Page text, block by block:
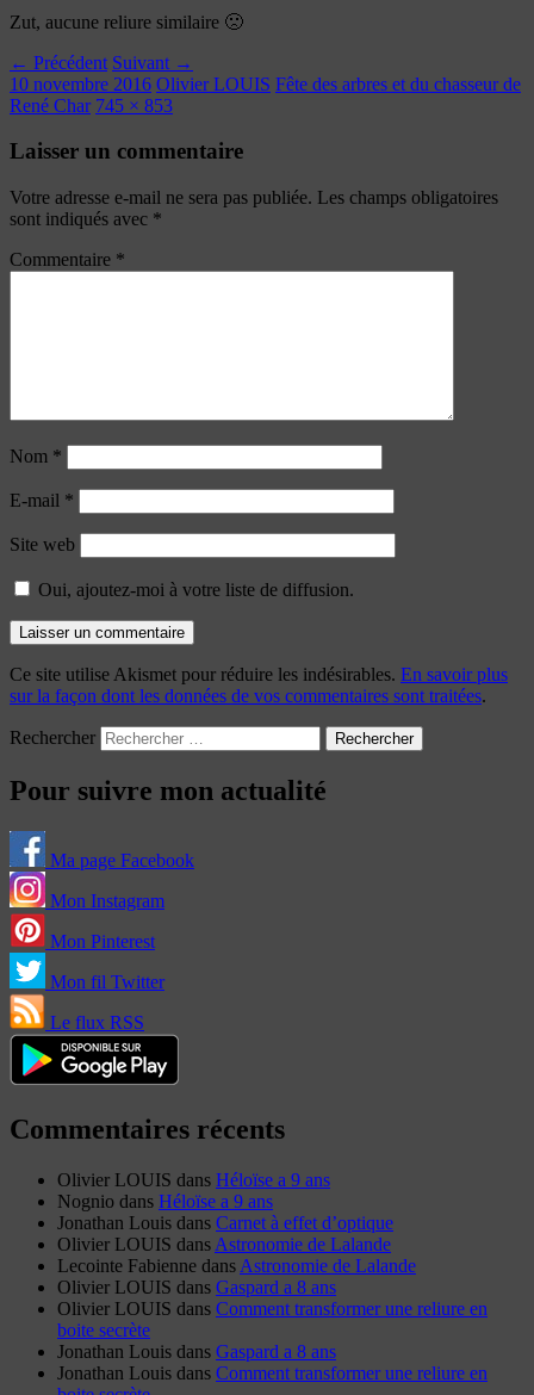
Zut, aucune reliure similaire 🙁
← Précédent Suivant →
10 novembre 2016 Olivier LOUIS Fête des arbres et du chasseur de
René Char 745 × 853
Laisser un commentaire
Votre adresse e-mail ne sera pas publiée. Les champs obligatoires
sont indiqués avec *
Commentaire *
Nom *
E-mail *
Site web
Oui, ajoutez-moi à votre liste de diffusion.
Ce site utilise Akismet pour réduire les indésirables. En savoir plus
sur la façon dont les données de vos commentaires sont traitées.
Rechercher
Pour suivre mon actualité
Ma page Facebook
Mon Instagram
Mon Pinterest
Mon fil Twitter
Le flux RSS
Commentaires récents
Olivier LOUIS dans Héloïse a 9 ans
Nognio dans Héloïse a 9 ans
Jonathan Louis dans Carnet à effet d’optique
Olivier LOUIS dans Astronomie de Lalande
Lecointe Fabienne dans Astronomie de Lalande
Olivier LOUIS dans Gaspard a 8 ans
Olivier LOUIS dans Comment transformer une reliure en
boite secrète
Jonathan Louis dans Gaspard a 8 ans
Jonathan Louis dans Comment transformer une reliure en